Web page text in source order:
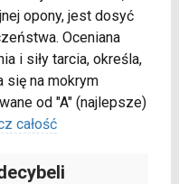
opony, jest dosyć
Oceniana
i siły tarcia, określa,
się na mokrym
od "A" (najlepsze)
całość